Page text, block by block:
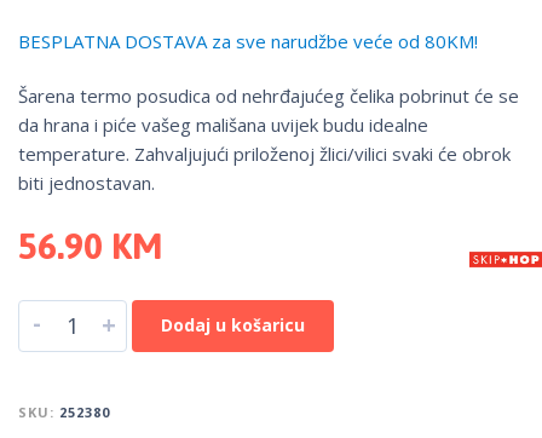
BESPLATNA DOSTAVA za sve narudžbe veće od 80KM!
Šarena termo posudica od nehrđajućeg čelika pobrinut će se
da hrana i piće vašeg mališana uvijek budu idealne
temperature. Zahvaljujući priloženoj žlici/vilici svaki će obrok
biti jednostavan.
56.90 KM
- + Dodaj u košaricu
SKU: 252380